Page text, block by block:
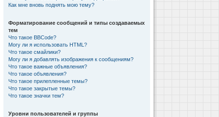
Как мне вновь поднять мою тему?
Форматирование сообщений и типы создаваемых
тем
Что такое BBCode?
Могу ли я использовать HTML?
Что такое смайлики?
Могу ли я добавлять изображения к сообщениям?
Что такое важные объявления?
Что такое объявления?
Что такое прилепленные темы?
Что такое закрытые темы?
Что такое значки тем?
Уровни пользователей и группы